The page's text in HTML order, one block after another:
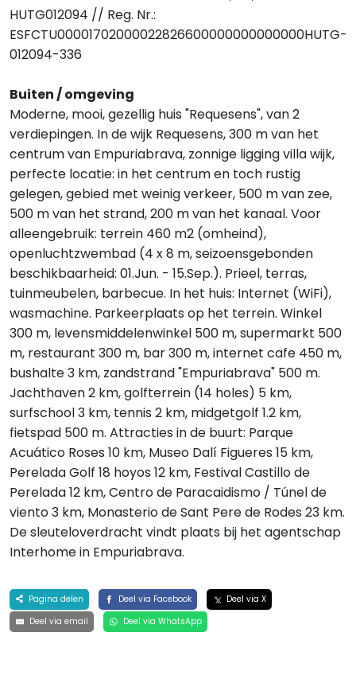
HUTG012094 // Reg. Nr.:
ESFCTU00001702000022826600000000000000HUTG-
012094-336
Buiten / omgeving
Moderne, mooi, gezellig huis "Requesens", van 2
verdiepingen. In de wijk Requesens, 300 m van het
centrum van Empuriabrava, zonnige ligging villa wijk,
perfecte locatie: in het centrum en toch rustig
gelegen, gebied met weinig verkeer, 500 m van zee,
500 m van het strand, 200 m van het kanaal. Voor
alleengebruik: terrein 460 m2 (omheind),
openluchtzwembad (4 x 8 m, seizoensgebonden
beschikbaarheid: 01.Jun. - 15.Sep.). Prieel, terras,
tuinmeubelen, barbecue. In het huis: Internet (WiFi),
wasmachine. Parkeerplaats op het terrein. Winkel
300 m, levensmiddelenwinkel 500 m, supermarkt 500
m, restaurant 300 m, bar 300 m, internet cafe 450 m,
bushalte 3 km, zandstrand "Empuriabrava" 500 m.
Jachthaven 2 km, golfterrein (14 holes) 5 km,
surfschool 3 km, tennis 2 km, midgetgolf 1.2 km,
fietspad 500 m. Attracties in de buurt: Parque
Acuático Roses 10 km, Museo Dalí Figueres 15 km,
Perelada Golf 18 hoyos 12 km, Festival Castillo de
Perelada 12 km, Centro de Paracaidismo / Túnel de
viento 3 km, Monasterio de Sant Pere de Rodes 23 km.
De sleuteloverdracht vindt plaats bij het agentschap
Interhome in Empuriabrava.
Pagina delen Deel via Facebook
Deel via X
Deel via email
Deel via WhatsApp